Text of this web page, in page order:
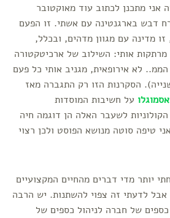
אני מתכנן לכתוב עוד מאוקטובר
דבש בארגנטינה עם אשתי. זו הפעם
מדינה עם מגוון מדהים, ובכלל,
מרתקות אותי: השילוב של ארכיטקטורה
הממ.. לא אירופאית, מגניב אותי כל פעם
הסקרנות הזו רק התגברה מאז
על חשיבות המוסדות
לשעבר האלה הן דוגמה חיה
טיפה סוטה מנושא הפוסט ולכן רצוי
יותר מדי דברים מהחיים המקצועיים
אבל לדעתי זה צפוי להשתנות. יש הרבה
כספים של חברה לניהול כספים של